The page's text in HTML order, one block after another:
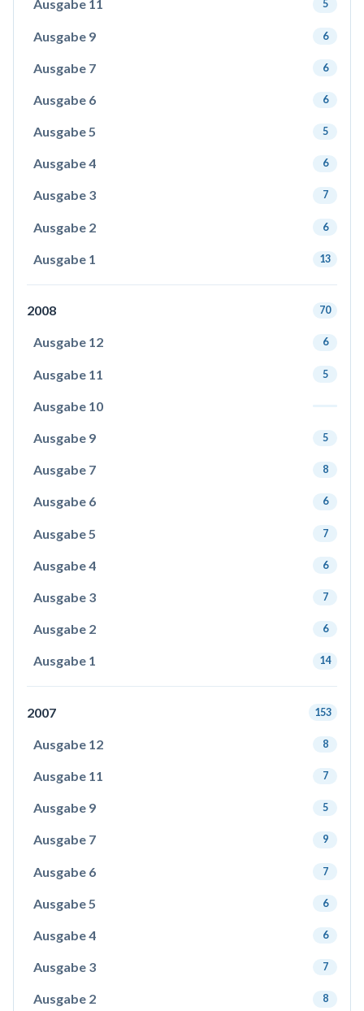
Ausgabe 11 5
Ausgabe 9 6
Ausgabe 7 6
Ausgabe 6 6
Ausgabe 5 5
Ausgabe 4 6
Ausgabe 3 7
Ausgabe 2 6
Ausgabe 1 13
2008 70
Ausgabe 12 6
Ausgabe 11 5
Ausgabe 10
Ausgabe 9 5
Ausgabe 7 8
Ausgabe 6 6
Ausgabe 5 7
Ausgabe 4 6
Ausgabe 3 7
Ausgabe 2 6
Ausgabe 1 14
2007 153
Ausgabe 12 8
Ausgabe 11 7
Ausgabe 9 5
Ausgabe 7 9
Ausgabe 6 7
Ausgabe 5 6
Ausgabe 4 6
Ausgabe 3 7
Ausgabe 2 8